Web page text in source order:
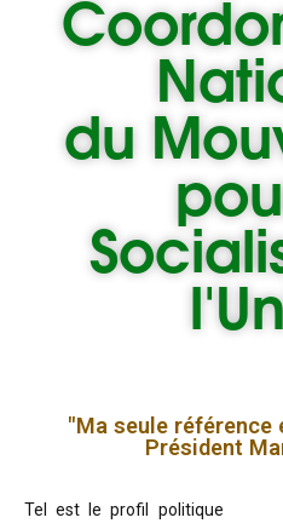
du
"Ma seule référence
Président
Tel est le profil politique